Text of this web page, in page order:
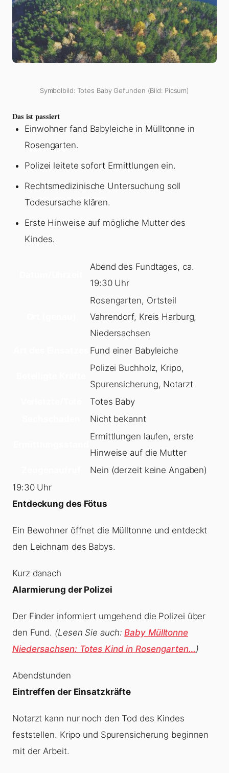
Symbolbild: Totes Baby Gefunden (Bild: Picsum)
Das ist passiert
Einwohner fand Babyleiche in Mülltonne in
Rosengarten.
Polizei leitete sofort Ermittlungen ein.
Rechtsmedizinische Untersuchung soll
Todesursache klären.
Erste Hinweise auf mögliche Mutter des
Kindes.
Abend des Fundtages, ca.
19:30 Uhr
Rosengarten, Ortsteil
Vahrendorf, Kreis Harburg,
Niedersachsen
Fund einer Babyleiche
Polizei Buchholz, Kripo,
Spurensicherung, Notarzt
Totes Baby
Nicht bekannt
Ermittlungen laufen, erste
Hinweise auf die Mutter
Nein (derzeit keine Angaben)
19:30 Uhr
Entdeckung des Fötus
Ein Bewohner öffnet die Mülltonne und entdeckt
den Leichnam des Babys.
Kurz danach
Alarmierung der Polizei
Der Finder informiert umgehend die Polizei über
den Fund. (Lesen Sie auch:Baby Mülltonne
Niedersachsen: Totes Kind in Rosengarten… )
Abendstunden
Eintreffen der Einsatzkräfte
Notarzt kann nur noch den Tod des Kindes
feststellen. Kripo und Spurensicherung beginnen
mit der Arbeit.